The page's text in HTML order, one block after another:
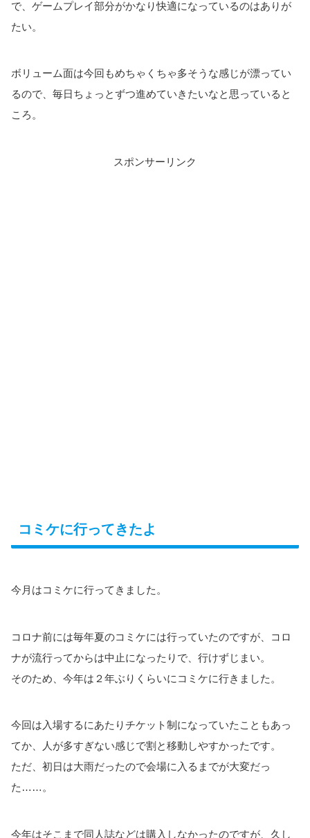
で、ゲームプレイ部分がかなり快適になっているのはありが
たい。
ボリューム面は今回もめちゃくちゃ多そうな感じが漂ってい
るので、毎日ちょっとずつ進めていきたいなと思っていると
ころ。
スポンサーリンク
コミケに行ってきたよ
今月はコミケに行ってきました。
コロナ前には毎年夏のコミケには行っていたのですが、コロ
ナが流行ってからは中止になったりで、行けずじまい。
そのため、今年は２年ぶりくらいにコミケに行きました。
今回は入場するにあたりチケット制になっていたこともあっ
てか、人が多すぎない感じで割と移動しやすかったです。
ただ、初日は大雨だったので会場に入るまでが大変だっ
た……。
今年はそこまで同人誌などは購入しなかったのですが、久し